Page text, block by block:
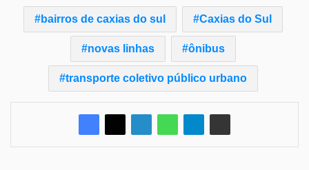
bairros de caxias do sul Caxias do Sul
novas linhas ônibus
transporte coletivo público urbano